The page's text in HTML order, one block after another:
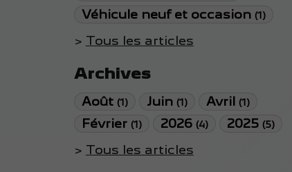
Véhicule neuf et occasion (1)
Tous les articles
Archives
Août (1) Juin (1) Avril (1)
Février (1) 2026 (4) 2025 (5)
Tous les articles